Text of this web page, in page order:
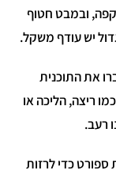
קפה, ובמבט חטוף
יש עודף משקל.
את התוכנית
ריצה, הליכה או
רעב.
כדי לרזות